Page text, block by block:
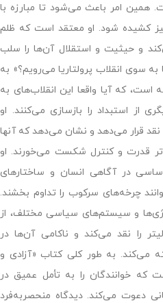
همین امر باعث می‌شود تا مبارزه با
کشیده شود. او معتقد است که ظلم
و حیثیت و استقلال آن‌ها را سلب
به سوی انقلاب پرولتاریا می‌رویم؟» به
است، که آیا واقعا این انقلاب‌های به
استبداد را بازسازی می‌کنند. او
نقد قرار می‌دهد و نشان می‌دهد که آنها
قدرت و کنترل شکست می‌خورند. او
در آگاهی انسان و ساختارهای
چرخه‌های سرکوب را تداوم بخشند.
و سیستم‌های سیاسی مختلف، از
را نقد می‌کند و ناکامی آن‌ها در
می‌کند. به طور کلی کتاب «آزادی و
که خوانندگان را به تأمل عمیق در
دعوت می‌کند. دیدگاه منحصربه‌فرد